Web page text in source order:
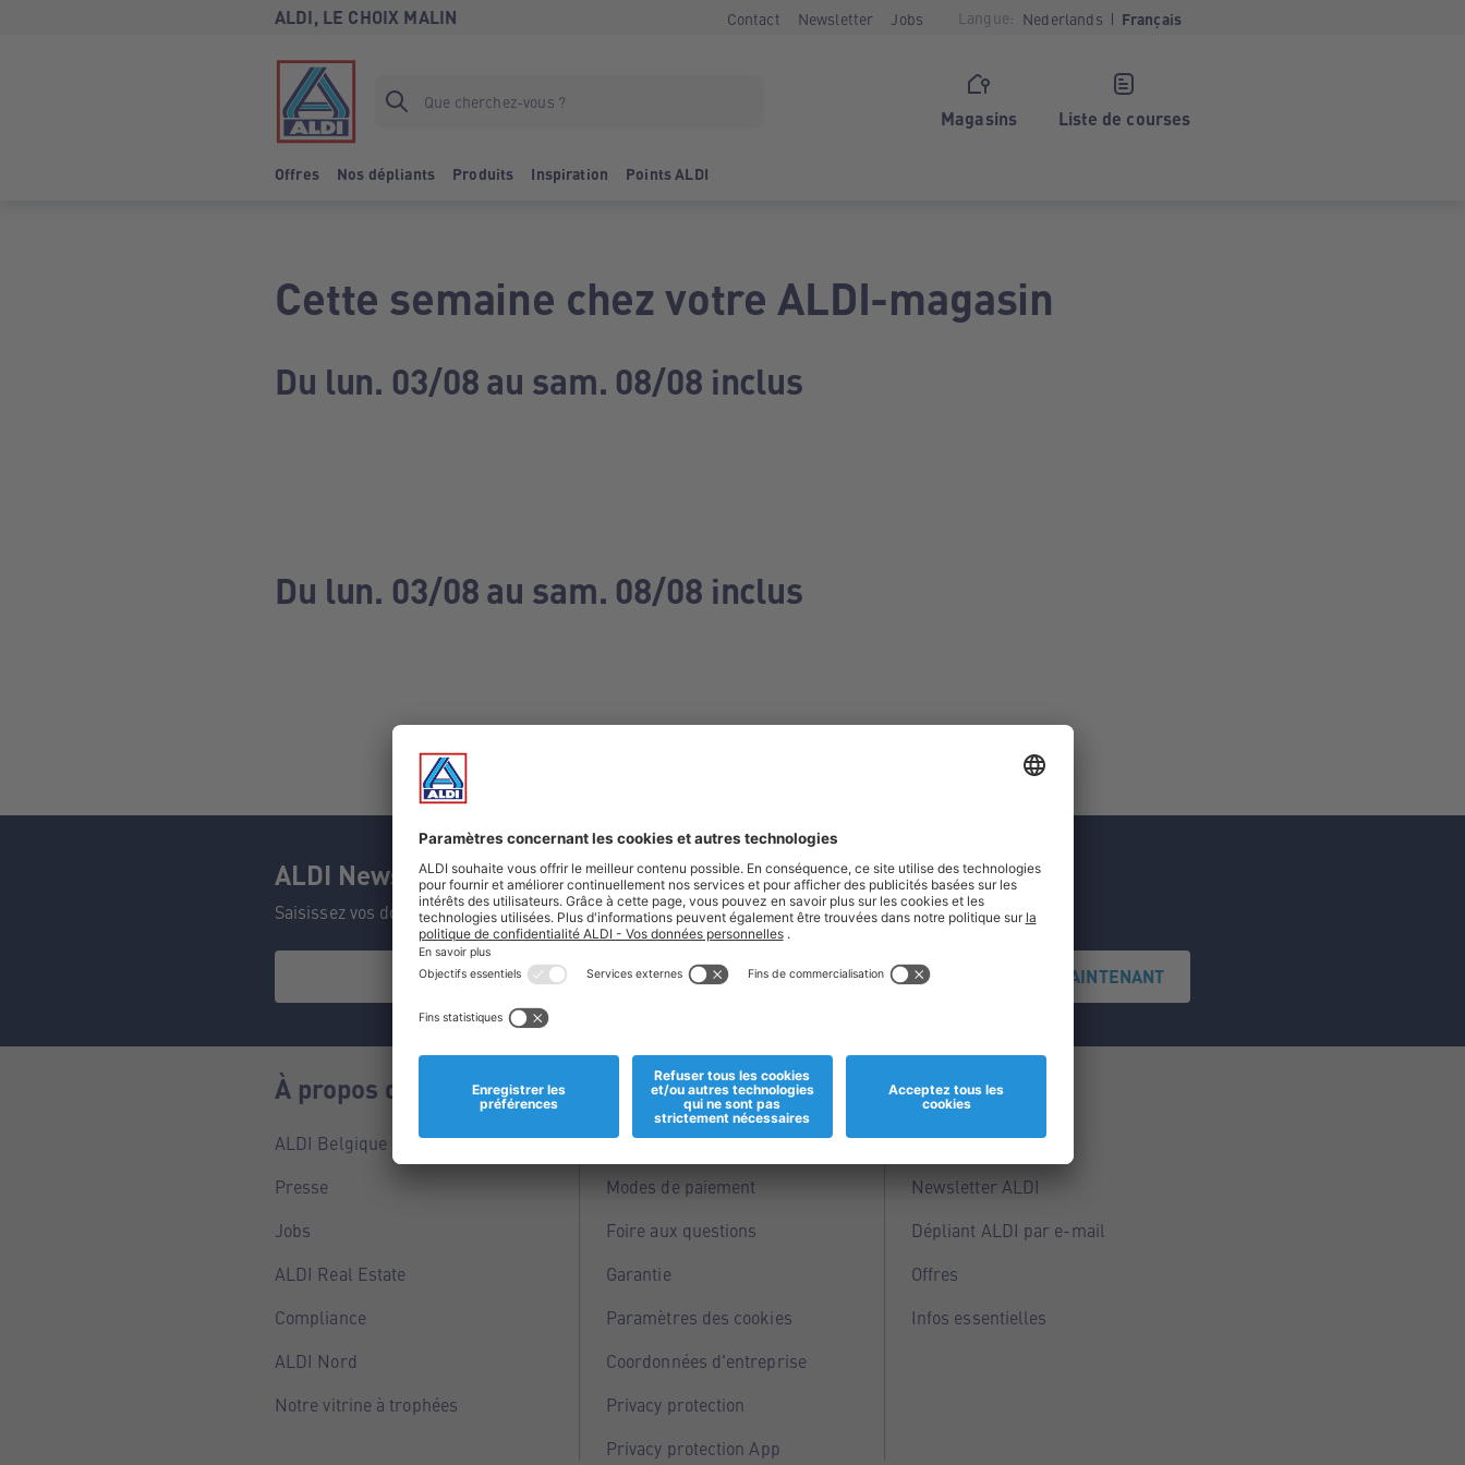
ALDI, LE CHOIX MALIN Contact Newsletter Jobs Langue: Nederlands Français
Magasins Liste de courses
Offres Nos dépliants Produits Inspiration Points ALDI
Cette semaine chez votre ALDI-magasin
Du lun. 03/08 au sam. 08/08 inclus
Du lun. 03/08 au sam. 08/08 inclus
ALDI Newsletter
Saisissez vos données et ne manquez aucune de nos offres.
S'INSCRIRE MAINTENANT
À propos de nous
ALDI Belgique
Presse
Jobs
ALDI Real Estate
Compliance
ALDI Nord
Notre vitrine à trophées
Informations
Magasins
Modes de paiement
Foire aux questions
Garantie
Paramètres des cookies
Coordonnées d'entreprise
Privacy protection
Privacy protection App
Service
Points ALDI
Newsletter ALDI
Dépliant ALDI par e-mail
Offres
Infos essentielles